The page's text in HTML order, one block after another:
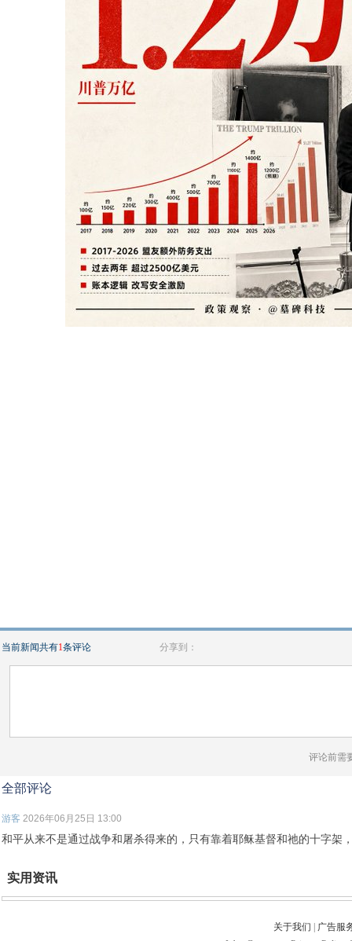
当前新闻共有1条评论 分享到：
评论前需
全部评论
游客 2026年06月25日 13:00
和平从来不是通过战争和屠杀得来的，只有靠着耶稣基督和祂的十字架
实用资讯
关于我们
广告服